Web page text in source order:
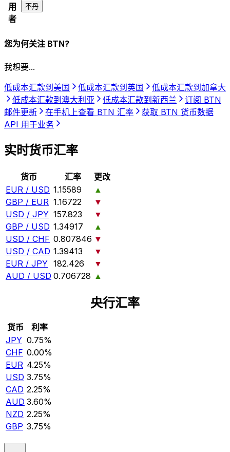
用
者
不丹
您为何关注 BTN?
我想要...
低成本汇款到美国
低成本汇款到英国
低成本汇款到加拿大
低成本汇款到澳大利亚
低成本汇款到新西兰
订阅 BTN
邮件更新
在手机上查看 BTN 汇率
获取 BTN 货币数据
API 用于业务
实时货币汇率
货币 汇率
更改
EUR / USD 1.15589
▲
GBP / EUR 1.16722
▼
USD / JPY 157.823
▼
GBP / USD 1.34917
▲
USD / CHF 0.807846 ▼
USD / CAD 1.39413
▼
EUR / JPY 182.426
▼
AUD / USD 0.706728 ▲
央行汇率
货币
利率
JPY 0.75%
CHF 0.00%
EUR 4.25%
USD 3.75%
CAD 2.25%
AUD 3.60%
NZD 2.25%
GBP 3.75%